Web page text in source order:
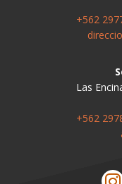
+562
Las
+562